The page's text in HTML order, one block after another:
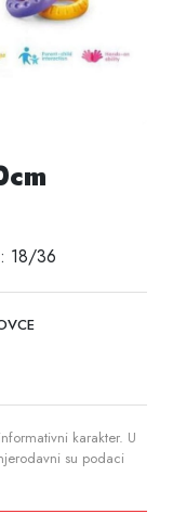
18/36
karakter. U
su podaci